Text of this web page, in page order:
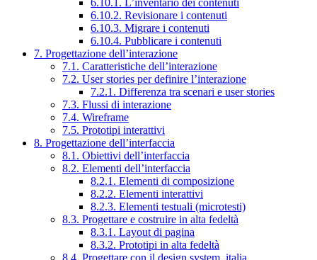
6.10.1. L’inventario dei contenuti
6.10.2. Revisionare i contenuti
6.10.3. Migrare i contenuti
6.10.4. Pubblicare i contenuti
7. Progettazione dell’interazione
7.1. Caratteristiche dell’interazione
7.2. User stories per definire l’interazione
7.2.1. Differenza tra scenari e user stories
7.3. Flussi di interazione
7.4. Wireframe
7.5. Prototipi interattivi
8. Progettazione dell’interfaccia
8.1. Obiettivi dell’interfaccia
8.2. Elementi dell’interfaccia
8.2.1. Elementi di composizione
8.2.2. Elementi interattivi
8.2.3. Elementi testuali (microtesti)
8.3. Progettare e costruire in alta fedeltà
8.3.1. Layout di pagina
8.3.2. Prototipi in alta fedeltà
8.4. Progettare con il design system .italia